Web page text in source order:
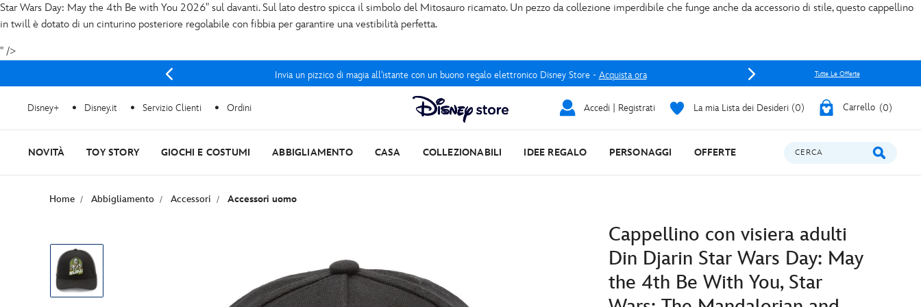
Star Wars Day: May the 4th Be with You 2026" sul davanti. Sul lato destro spicca il simbolo del Mitosauro ricamato. Un pezzo da collezione imperdibile che funge anche da accessorio di stile, questo cappellino
in twill è dotato di un cinturino posteriore regolabile con fibbia per garantire una vestibilità perfetta.
" />
Invia un pizzico di magia all'istante con un buono regalo elettronico Disney Store - Acquista ora Tutte Le Offerte
Disney+ Disney.it Servizio Clienti Ordini Accedi | Registrati La mia Lista dei Desideri 0 Carrello 0
NOVITÀ TOY STORY GIOCHI E COSTUMI ABBIGLIAMENTO CASA COLLEZIONABILI IDEE REGALO PERSONAGGI OFFERTE CERCA
Home Abbigliamento Accessori Accessori uomo
Cappellino con visiera adulti
Din Djarin Star Wars Day: May
the 4th Be With You, Star